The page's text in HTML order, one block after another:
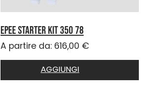
EPEE STARTER KIT 350 78
A partire da: 616,00 €
AGGIUNGI